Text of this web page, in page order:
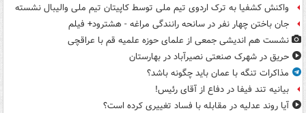
واکنش کشفیا به ترک اردوی تیم ملی توسط کاپیتان تیم ملی والیبال نشسته
جان باختن چهار نفر در سانحه رانندگی مراغه - هشترود+ فیلم
نشست هم اندیشی جمعی از علمای حوزه علمیه قم با عراقچی
حریق در شهرک صنعتی نصیرآباد در بهارستان
مذاکرات تنگه با عمان باید چگونه باشد؟
بیانیه تند فیفا در دفاع از آقای رئیس!
آیا روند عدلیه در مقابله با فساد تغییری کرده است؟